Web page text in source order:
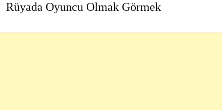
Rüyada Oyuncu Olmak Görmek